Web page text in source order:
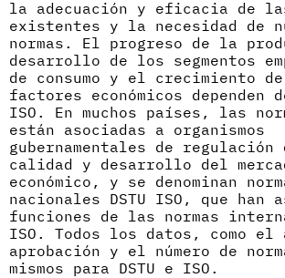
la adecuación y eficacia de
existentes y la necesidad de
normas. El progreso de la
desarrollo de los segmentos
de consumo y el crecimiento
factores económicos dependen
ISO. En muchos países, las
están asociadas a organismos
gubernamentales de regulación
calidad y desarrollo del
económico, y se denominan
nacionales DSTU ISO, que han
funciones de las normas
ISO. Todos los datos, como el
aprobación y el número de
mismos para DSTU e ISO.